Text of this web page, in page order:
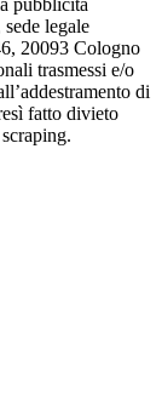
legale
20093 Cologno
trasmessi e/o
di
fatto divieto